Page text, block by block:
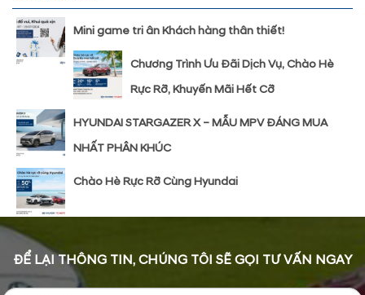
Mini game tri ân Khách hàng thân thiết!
Chương Trình Ưu Đãi Dịch Vụ, Chào Hè
Rực Rỡ, Khuyến Mãi Hết Cỡ
HYUNDAI STARGAZER X – MẪU MPV ĐÁNG MUA
NHẤT PHÂN KHÚC
Chào Hè Rực Rỡ Cùng Hyundai
ĐỂ LẠI THÔNG TIN, CHÚNG TÔI SẼ GỌI TƯ VẤN NGAY